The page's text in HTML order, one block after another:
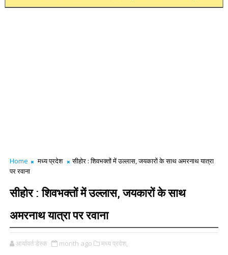
Home मध्य प्रदेश
सीहोर : शिवभक्तों में उल्लास, जयकारों के साथ अमरनाथ यात्रा
पर रवाना
सीहोर : शिवभक्तों में उल्लास, जयकारों के साथ
अमरनाथ यात्रा पर रवाना
आर्यावर्त डेस्क month ago मध्य प्रदेश,